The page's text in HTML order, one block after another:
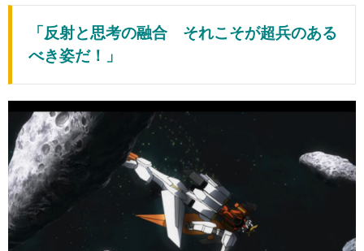
「反射と思考の融合 それこそが超兵のある
べき姿だ！」